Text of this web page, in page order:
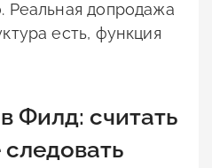
Реальная допродажа
есть, функция
Филд: считать